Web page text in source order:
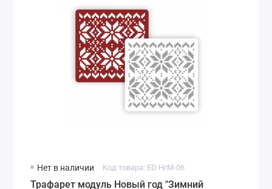
Нет в наличии Код товара: ED НгМ-06
Трафарет модуль Новый год "Зимний